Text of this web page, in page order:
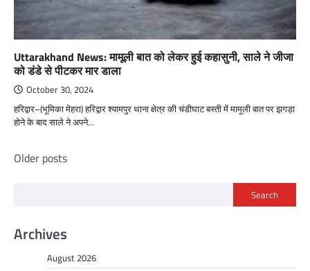
Uttarakhand News: मामूली बात को लेकर हुई कहासुनी, साले ने जीजा
को डंडे से पीटकर मार डाला
October 30, 2024
हरिद्वार–(भूमिका मेहरा) हरिद्वार श्यामपुर थाना क्षेत्र की चंडीघाट बस्ती में मामूली बात पर झगड़ा
होने के बाद साले ने अपने…
Posts
Older posts
Search
Archives
August 2026